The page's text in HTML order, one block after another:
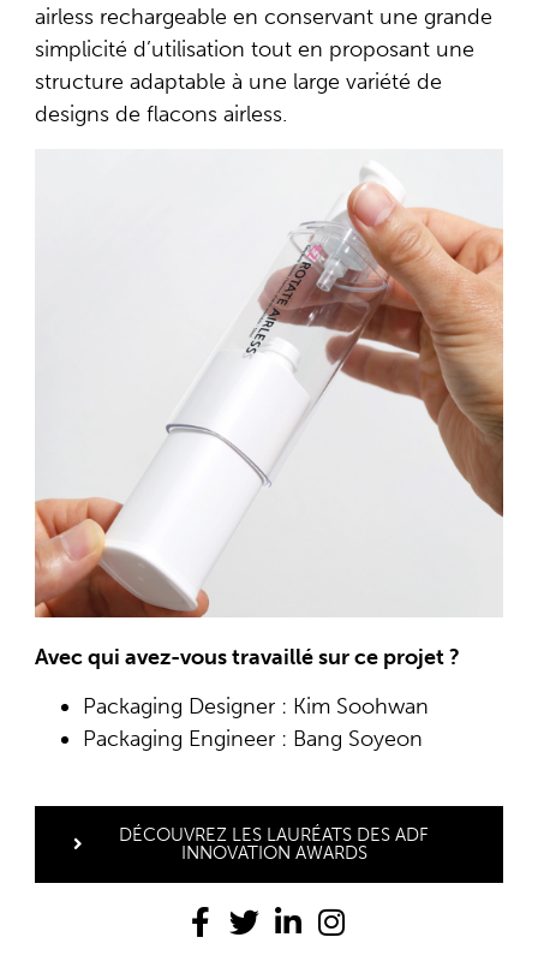
airless rechargeable en conservant une grande
simplicité d’utilisation tout en proposant une
structure adaptable à une large variété de
designs de flacons airless.
Avec qui avez-vous travaillé sur ce projet ?
Packaging Designer : Kim Soohwan
Packaging Engineer : Bang Soyeon
DÉCOUVREZ LES LAURÉATS DES ADF
INNOVATION AWARDS